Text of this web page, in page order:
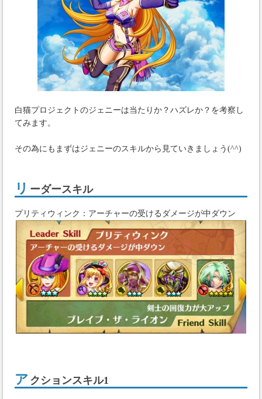
白猫プロジェクトのジェニーは当たりか？ハズレか？を考察し
てみます。
その為にもまずはジェニーのスキルから見ていきましょう(^^)
リ ーダースキル
プリティウィンク：アーチャーの受けるダメージが中ダウン
ア クションスキル1